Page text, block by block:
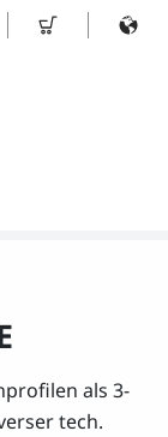
als 3-
tech.